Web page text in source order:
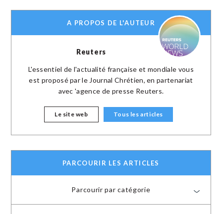
A PROPOS DE L'AUTEUR
Reuters
L'essentiel de l'actualité française et mondiale vous
est proposé par le Journal Chrétien, en partenariat
avec 'agence de presse Reuters.
Le site web Tous les articles
PARCOURIR LES ARTICLES
Parcourir par catégorie